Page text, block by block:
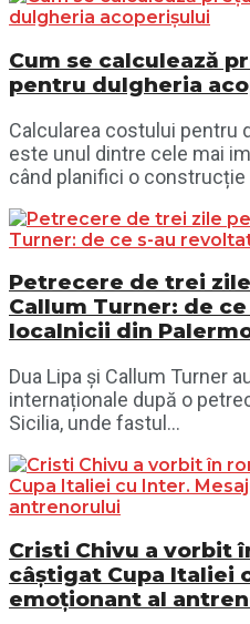
Cum se calculează
pentru dulgheria
Calcularea costului pentru
este unul dintre cele mai
când planifici o construcție
Petrecere de trei
Callum Turner: de
localnicii din
Dua Lipa și Callum Turner
internaționale după o
Sicilia, unde fastul...
Cristi Chivu a vorbit
câștigat Cupa Italiei
emoționant al